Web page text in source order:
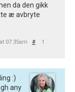
da den gikk
æ avbryte
07:35am #
1
:)
any